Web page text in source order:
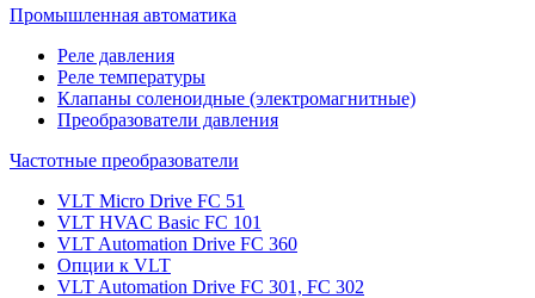
Промышленная автоматика
Реле давления
Реле температуры
Клапаны соленоидные (электромагнитные)
Преобразователи давления
Частотные преобразователи
VLT Micro Drive FC 51
VLT HVAC Basic FC 101
VLT Automation Drive FC 360
Опции к VLT
VLT Automation Drive FC 301, FC 302